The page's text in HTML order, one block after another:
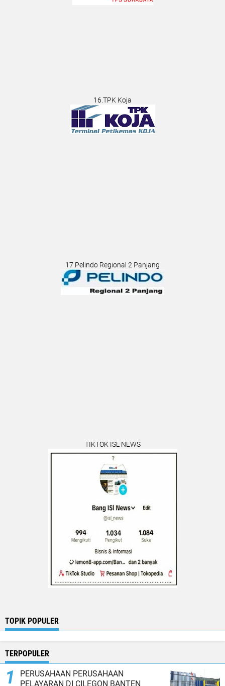
16.TPK Koja
17.Pelindo Regional 2 Panjang
TIKTOK ISL NEWS
TOPIK POPULER
TERPOPULER
PERUSAHAAN PERUSAHAAN
PELAYARAN DI CILEGON BANTEN